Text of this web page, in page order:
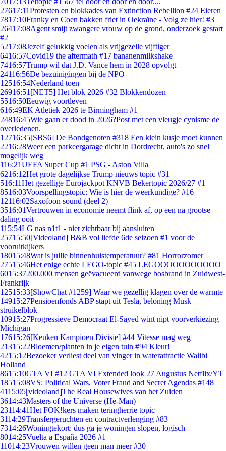
27617:11Protesten en blokkades van Extinction Rebellion #24 Eieren
7817:10Franky en Coen bakken friet in Oekraïne - Volg ze hier! #3
26417:08Agent smijt zwangere vrouw op de grond, onderzoek gestart
#2
5217:08Jezelf gelukkig voelen als vrijgezelle vijftiger
6416:57Covid19 the aftermath #17 bananenmilkshake
7416:57Trump wil dat J.D. Vance hem in 2028 opvolgt
24116:56De bezuinigingen bij de NPO
12516:54Nederland toen
26916:51 [NET5] Het blok 2026 #32 Blokkendozen
5516:50Eeuwig voortleven
616:49EK Atletiek 2026 te Birmingham #1
24816:45Wie gaan er dood in 2026?Post met een vleugje cynisme de
overledenen.
12716:35[SBS6] De Bondgenoten #318 Een klein kusje moet kunnen
2216:28Weer een parkeergarage dicht in Dordrecht, auto's zo snel
mogelijk weg
116:21UEFA Super Cup #1 PSG - Aston Villa
6216:12Het grote dagelijkse Trump nieuws topic #31
516:11Het gezellige Eurojackpot KNVB Bekertopic 2026/27 #1
8516:03Voorspellingstopic: Wie is hier de weerkundige? #16
12116:02Saxofoon sound (deel 2)
3516:01Vertrouwen in economie neemt flink af, op een na grootse
daling ooit
115:54LG nas n1t1 - niet zichtbaar bij aansluiten
25715:50[Videoland] B&B vol liefde 6de seizoen #1 voor de
vooruitkijkers
18015:48Wat is jullie binnenhuistemperatuur? #81 Horrorzomer
27515:46Het enige echte LEGO-topic #45 LEGOOOOOOOOOOO
6015:37200.000 mensen geëvacueerd vanwege bosbrand in Zuidwest-
Frankrijk
12515:33[ShowChat #1259] Waar we gezellig klagen over de warmte
14915:27Pensioenfonds ABP stapt uit Tesla, beloning Musk
struikelblok
10915:27Progressieve Democraat El-Sayed wint nipt voorverkiezing
Michigan
17615:26[Keuken Kampioen Divisie] #44 Vitesse mag weg
21315:22Bloemen/planten in je eigen tuin #94 Kleur!
4215:12Bezoeker verliest deel van vinger in waterattractie Walibi
Holland
8615:10GTA VI #12 GTA VI Extended look 27 Augustus Netflix/YT
18515:08VS: Political Wars, Voter Fraud and Secret Agendas #148
4115:05[videoland]The Real Housewives van het Zuiden
3614:43Masters of the Universe (He-Man)
23114:41Het FOK!kers maken teringherrie topic
3114:29Transfergeruchten en contractverlenging #83
7314:26Woningtekort: dus ga je woningen slopen, logisch
8014:25Vuelta a España 2026 #1
11014:23Vrouwen willen geen man meer #30